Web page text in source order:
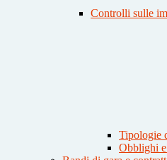
Controlli sulle
Tipologie
Obblighi